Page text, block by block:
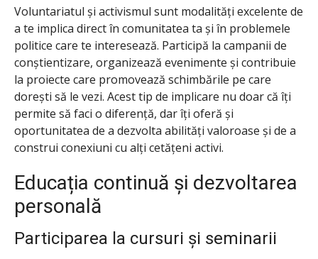
Voluntariatul și activismul sunt modalități excelente de
a te implica direct în comunitatea ta și în problemele
politice care te interesează. Participă la campanii de
conștientizare, organizează evenimente și contribuie
la proiecte care promovează schimbările pe care
dorești să le vezi. Acest tip de implicare nu doar că îți
permite să faci o diferență, dar îți oferă și
oportunitatea de a dezvolta abilități valoroase și de a
construi conexiuni cu alți cetățeni activi.
Educația continuă și dezvoltarea
personală
Participarea la cursuri și seminarii